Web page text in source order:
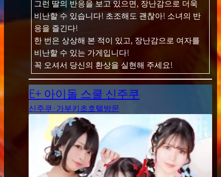
그런 딸의 반응을 보고 있으면, 장난감으로 더욱
비난할 수 있습니다! 초조해도 괜찮아! 소녀의 반
응을 즐긴다!
한 번은 상상해 본 적이 있고, 장난감으로 여자를
비난할 수 있는 가게입니다!
꼭 오셔서 당신의 환상을 실현해 주세요!
E+ 아이돌 스쿨 신주쿠
신주쿠·가부키초호텔방문